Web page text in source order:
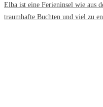
Elba ist eine Ferieninsel wie aus
traumhafte Buchten und viel zu